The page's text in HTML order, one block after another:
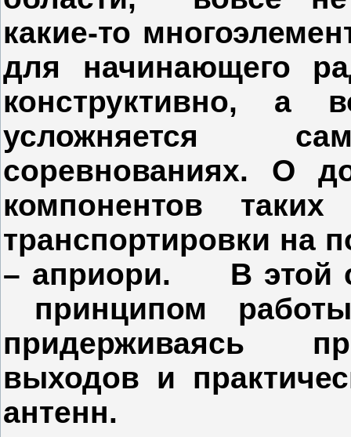
какие-то
для начинающего
конструктивно, а
усложняется
соревнованиях. О
компонентов
транспортировки на
– априори. В этой
принципом
придерживаясь
выходов и
антенн.